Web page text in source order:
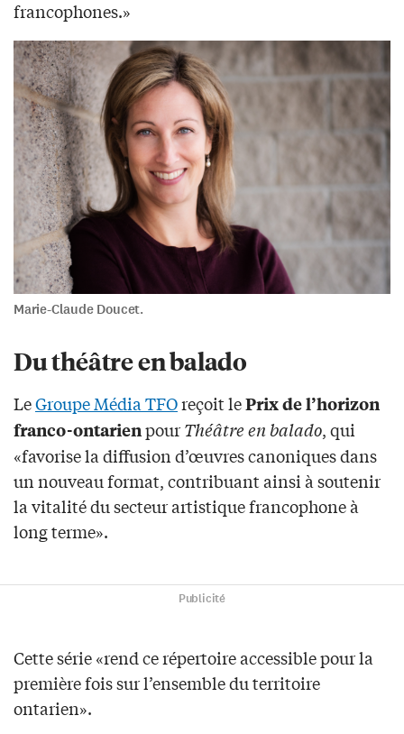
francophones.»
Marie-Claude Doucet.
Du théâtre en balado
LeGroupe Média TFOreçoit lePrix de l’horizon
franco-ontarienpourThéâtre en balado, qui
«favorise la diffusion d’œuvres canoniques dans
un nouveau format, contribuant ainsi à soutenir
la vitalité du secteur artistique francophone à
long terme».
Publicité
Cette série «rend ce répertoire accessible pour la
première fois sur l’ensemble du territoire
ontarien».